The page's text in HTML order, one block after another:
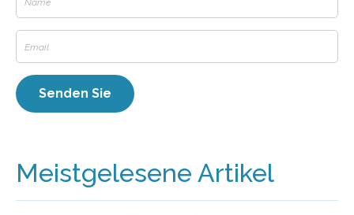
Meistgelesene Artikel